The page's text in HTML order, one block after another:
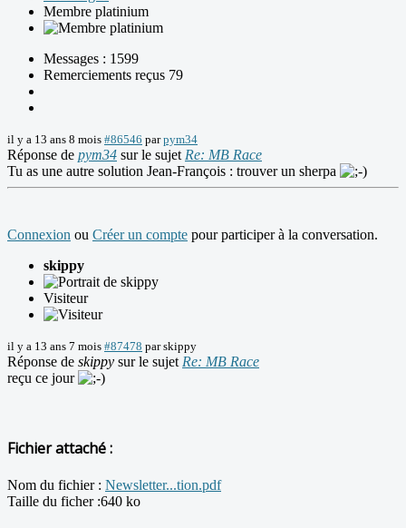
Membre platinium
Messages : 1599
Remerciements reçus 79
il y a 13 ans 8 mois #86546 parpym34
Réponse de pym34 sur le sujet Re: MB Race
Tu as une autre solution Jean-François : trouver un sherpa
Connexion ou Créer un compte pour participer à la conversation.
skippy
Visiteur
il y a 13 ans 7 mois #87478 parskippy
Réponse de skippy sur le sujet Re: MB Race
reçu ce jour
Fichier attaché :
Nom du fichier : Newsletter...tion.pdf
Taille du ficher :640 ko